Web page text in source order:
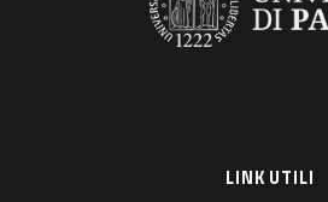
LINK UTILI